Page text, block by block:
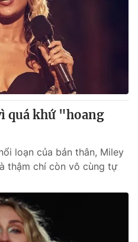
quá khứ "hoang
loạn của bản thân, Miley
thậm chí còn vô cùng tự